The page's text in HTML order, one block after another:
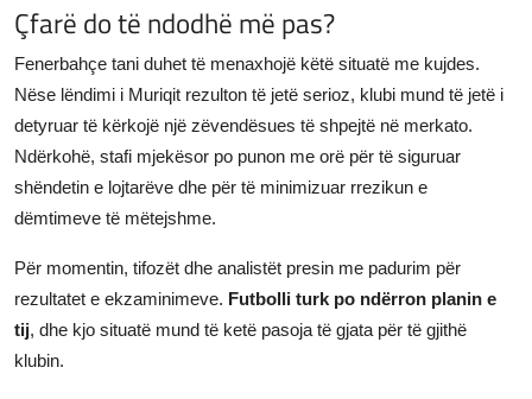
Çfarë do të ndodhë më pas?
Fenerbahçe tani duhet të menaxhojë këtë situatë me kujdes.
Nëse lëndimi i Muriqit rezulton të jetë serioz, klubi mund të jetë i
detyruar të kërkojë një zëvendësues të shpejtë në merkato.
Ndërkohë, stafi mjekësor po punon me orë për të siguruar
shëndetin e lojtarëve dhe për të minimizuar rrezikun e
dëmtimeve të mëtejshme.
Për momentin, tifozët dhe analistët presin me padurim për
rezultatet e ekzaminimeve. Futbolli turk po ndërron planin e
tij, dhe kjo situatë mund të ketë pasoja të gjata për të gjithë
klubin.